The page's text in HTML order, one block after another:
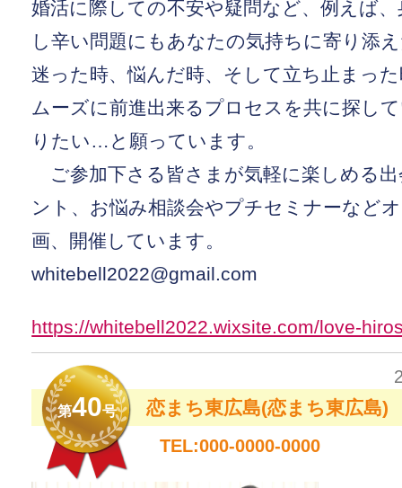
婚活に際しての不安や疑問など、例えば
し辛い問題にもあなたの気持ちに寄り添
迷った時、悩んだ時、そして立ち止まっ
ムーズに前進出来るプロセスを共に探し
りたい…と願っています。
ご参加下さる皆さまが気軽に楽しめる
ント、お悩み相談会やプチセミナーなど
画、開催しています。
whitebell2022@gmail.com
https://whitebell2022.wixsite.com/love-
第40号 恋まち東広島(恋まち東広島)
TEL:000-0000-0000